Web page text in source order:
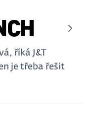
říká J&T
je třeba řešit